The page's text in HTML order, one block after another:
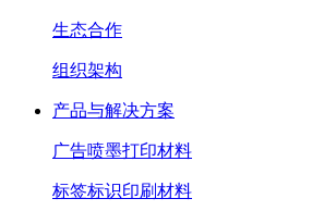
生态合作
组织架构
产品与解决方案
广告喷墨打印材料
标签标识印刷材料